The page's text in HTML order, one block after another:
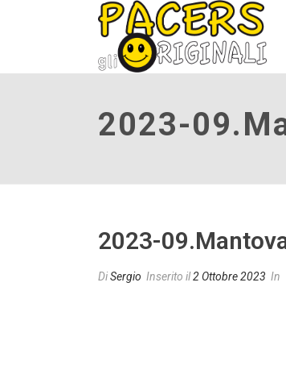
2023-
2023-
DiSergio Inserito il2 Ottobre 2023 In